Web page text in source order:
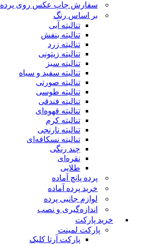
سفارش چاپ عکس روی پرده
بر اساس رنگ
تنالیته آبی
تنالیته بنفش
تنالیته زرد
تنالیته زیتونی
تنالیته سبز
تنالیته سفید و سیاه
تنالیته صورتی
تنالیته طوسی
تنالیته فندقی
تنالیته قهوه‌ای
تنالیته کرم
تنالیته نارنجی
تنالیته نسکافه‌ای
چند رنگی
نقره‌ای
طلایی
پرده پانچ آماده
خرید پرده آماده
لوازم جانبی پرده
اندازه‌گیری و نصب
خرید پارکت
پارکت لمینت
پارکت آرتا کلیک